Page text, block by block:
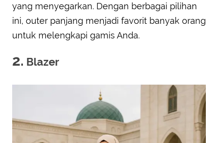
yang menyegarkan. Dengan berbagai pilihan
ini, outer panjang menjadi favorit banyak orang
untuk melengkapi gamis Anda.
2. Blazer